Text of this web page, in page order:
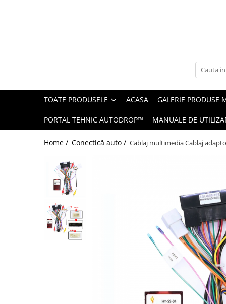
Mercedes Benz
TOATE PRODUSELE ACASA GALERIE PRODUSE
PORTAL TEHNIC AUTODROP™ MANUALE DE
Home / Conectică auto / Cablaj multimedia Cablaj